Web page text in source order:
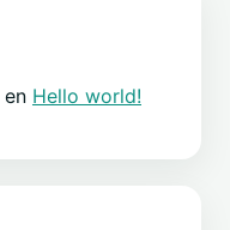
en Hello world!